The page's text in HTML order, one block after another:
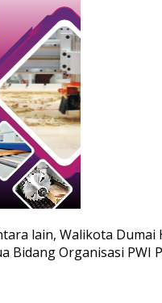
lain, Walikota Dumai
Bidang Organisasi PWI